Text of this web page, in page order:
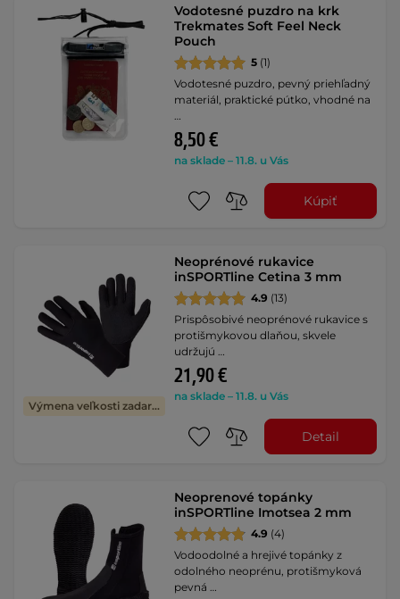
Vodotesné puzdro na krk
Trekmates Soft Feel Neck
Pouch
5 (1)
Vodotesné puzdro, pevný priehľadný
materiál, praktické pútko, vhodné na
…
8,50 €
na sklade – 11.8. u Vás
Kúpiť
Výmena veľkosti zadarmo
Neoprénové rukavice
inSPORTline Cetina 3 mm
4.9 (13)
Prispôsobivé neoprénové rukavice s
protišmykovou dlaňou, skvele
udržujú …
21,90 €
na sklade – 11.8. u Vás
Detail
Neoprenové topánky
inSPORTline Imotsea 2 mm
4.9 (4)
Vodoodolné a hrejivé topánky z
odolného neoprénu, protišmyková
pevná …